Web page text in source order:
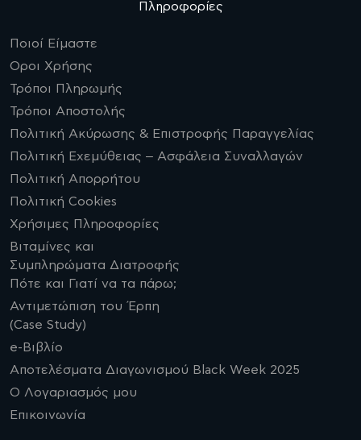
Πληροφορίες
Ποιοί Είμαστε
Οροι Χρήσης
Τρόποι Πληρωμής
Τρόποι Αποστολής
Πολιτική Ακύρωσης & Επιστροφής Παραγγελίας
Πολιτική Εχεμύθειας – Ασφάλεια Συναλλαγών
Πολιτική Απορρήτου
Πολιτική Cookies
Χρήσιμες Πληροφορίες
Βιταμίνες και
Συμπληρώματα Διατροφής
Πότε και Γιατί να τα πάρω;
Αντιμετώπιση του Έρπη
(Case Study)
e-Βιβλίο
Αποτελέσματα Διαγωνισμού Black Week 2025
Ο Λογαριασμός μου
Επικοινωνία